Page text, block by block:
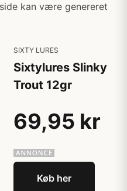
kan være genereret
SIXTY LURES
Sixtylures Slinky
Trout 12gr
69,95 kr
Køb her